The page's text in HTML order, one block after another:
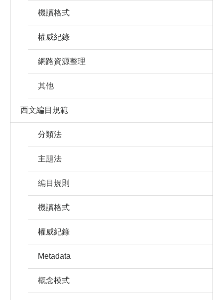
機讀格式
權威紀錄
網路資源整理
其他
西文編目規範
分類法
主題法
編目規則
機讀格式
權威紀錄
Metadata
概念模式